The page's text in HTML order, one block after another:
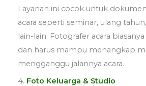
Layanan ini cocok untuk
acara seperti seminar, ulang
lain-lain. Fotografer acara
dan harus mampu menangkap
mengganggu jalannya acara.
4. Foto Keluarga & Studio